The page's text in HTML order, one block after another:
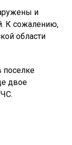
и
К сожалению,
области
поселке
двое